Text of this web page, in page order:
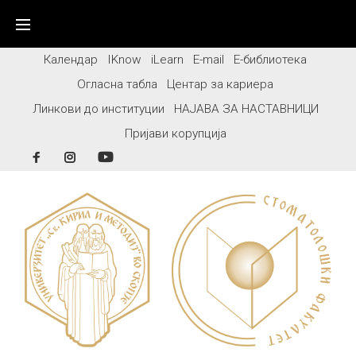
contentКалендар IKnow iLearn E-mail
Е-библиотека
Огласна табла
Центар за кариера
Линкови до институции
НАЈАВА ЗА НАСТАВНИЦИ
Пријави корупција
FacebookInstagram